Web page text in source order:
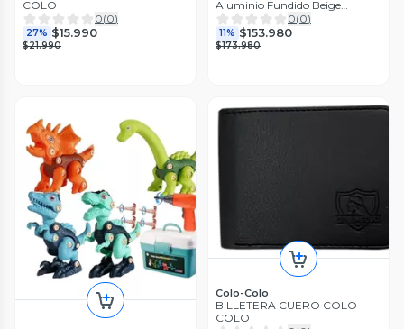
COLO
0(0)
27% $15.990
$21.990
Aluminio Fundido Beige
BOHLIER 2.2 0(0)
11% $153.980
$173.980
Colo-Colo
BILLETERA CUERO COLO
COLO